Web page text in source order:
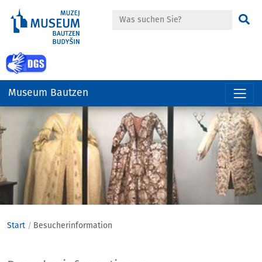
Hauptregion
Seite
anspringen
Suche
Museum Bautzen
Start Besucherinformation